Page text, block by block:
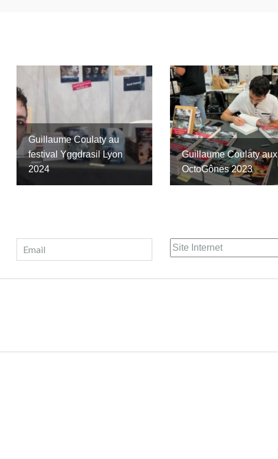
Guillaume Coulaty au
festival Yggdrasil Lyon
2024
Guillaume Coulaty aux
OctoGônes 2023